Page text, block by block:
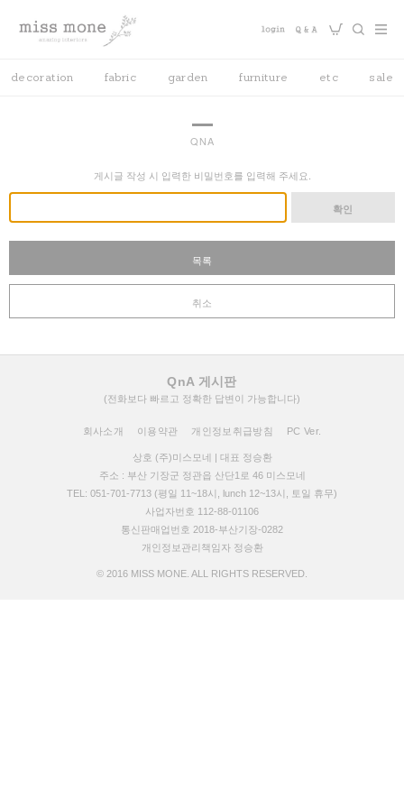
decoration fabric garden furniture etc sale
QNA
게시글 작성 시 입력한 비밀번호를 입력해 주세요.
확인
목록
취소
QnA 게시판
(전화보다 빠르고 정확한 답변이 가능합니다)
회사소개 이용약관 개인정보취급방침 PC Ver.
상호 (주)미스모네 | 대표 정승환
주소 : 부산 기장군 정관읍 산단1로 46 미스모네
TEL: 051-701-7713 (평일 11~18시, lunch 12~13시, 토일 휴무)
사업자번호 112-88-01106
통신판매업번호 2018-부산기장-0282
개인정보관리책임자 정승환
© 2016 MISS MONE. ALL RIGHTS RESERVED.